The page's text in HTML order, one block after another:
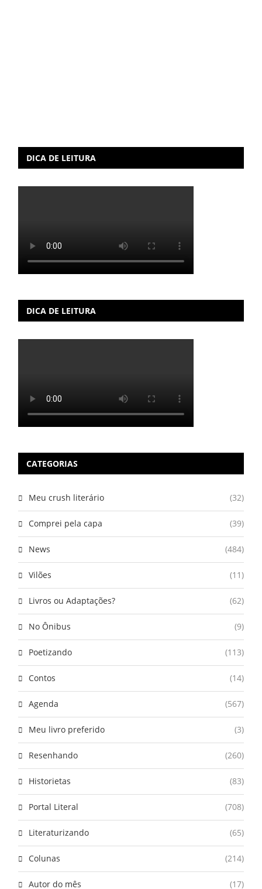
DICA DE LEITURA
DICA DE LEITURA
CATEGORIAS
Meu crush literário (32)
Comprei pela capa (39)
News (484)
Vilões (11)
Livros ou Adaptações? (62)
No Ônibus (9)
Poetizando (113)
Contos (14)
Agenda (567)
Meu livro preferido (3)
Resenhando (260)
Historietas (83)
Portal Literal (708)
Literaturizando (65)
Colunas (214)
Autor do mês (17)